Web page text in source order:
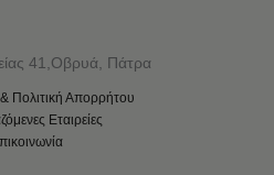
41,Οβρυά, Πάτρα
Πολιτική Απορρήτου
Εταιρείες